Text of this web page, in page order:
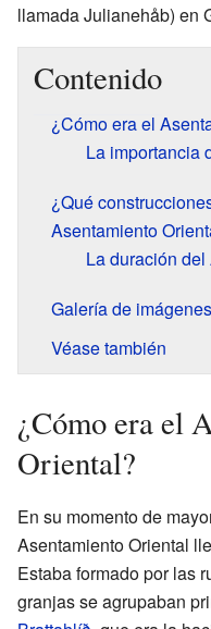
llamada Julianehåb) en
Contenido
¿Cómo era el
La importancia
¿Qué
Asentamiento
La duración
Galería de imágenes
Véase también
¿Cómo era el
Oriental?
En su momento de
Asentamiento Oriental
Estaba formado por las
granjas se agrupaban